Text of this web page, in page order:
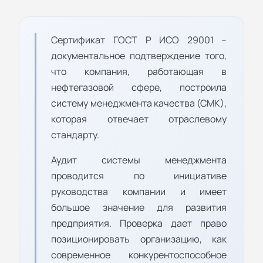
Сертификат ГОСТ Р ИСО 29001 –
документальное подтверждение того,
что компания, работающая в
нефтегазовой сфере, построила
систему менеджмента качества (СМК),
которая отвечает отраслевому
стандарту.
Аудит системы менеджмента
проводится по инициативе
руководства компании и имеет
большое значение для развития
предприятия. Проверка дает право
позиционировать организацию, как
современное конкурентоспособное